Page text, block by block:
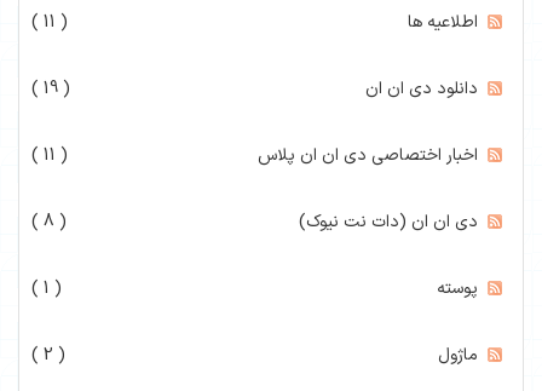
اطلاعیه ها ( 11 )
دانلود دی ان ان ( 19 )
اخبار اختصاصی دی ان ان پلاس ( 11 )
دی ان ان (دات نت نیوک) ( 8 )
پوسته ( 1 )
ماژول ( 2 )